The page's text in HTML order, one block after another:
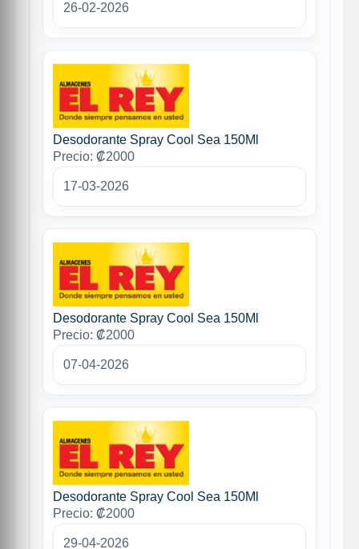
26-02-2026
Desodorante Spray Cool Sea 150Ml
Precio: ₡2000
17-03-2026
Desodorante Spray Cool Sea 150Ml
Precio: ₡2000
07-04-2026
Desodorante Spray Cool Sea 150Ml
Precio: ₡2000
29-04-2026